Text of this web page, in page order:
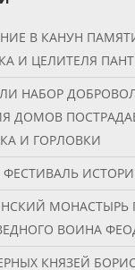
В КАНУН
И ЦЕЛИТЕЛЯ
НАБОР
ДОМОВ
И ГОРЛОВКИ
МОНАСТЫРЬ
ВОИНА
КНЯЗЕЙ